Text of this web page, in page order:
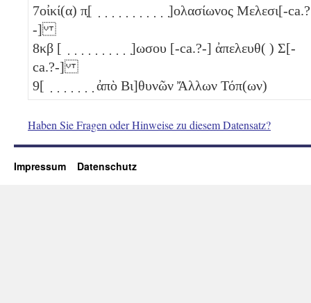
7οἰκί(α) π̣[ ̣ ̣ ̣ ̣ ̣ ̣ ̣ ̣ ̣ ̣ ̣]ολασίωνος Μελεσι[-ca.?
-]
8κβ [ ̣ ̣ ̣ ̣ ̣ ̣ ̣ ̣ ̣ ̣]ωσου [-ca.?-] ἀπελευθ( ) Σ[-
ca.?-]
9[ ̣ ̣ ̣ ̣ ̣ ̣ ̣ ἀπὸ Βι]θυνῶν Ἄλλων Τόπ(ων)
Haben Sie Fragen oder Hinweise zu diesem Datensatz?
Impressum Datenschutz